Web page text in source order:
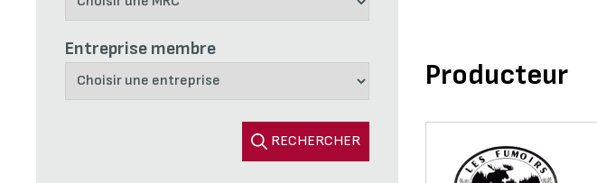
Entreprise membre
RECHERCHER
Producteur